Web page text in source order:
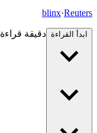
Reuters
·
blinx
ابدأ القراءة دقيقة قراءة